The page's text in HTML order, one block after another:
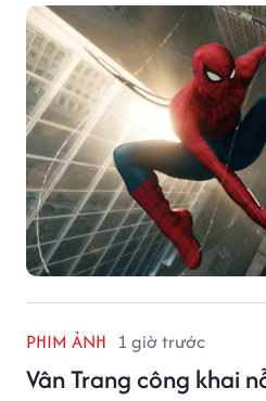
PHIM ẢNH 1 giờ trước
Vân Trang công khai